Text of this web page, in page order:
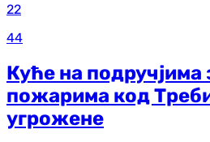
22
44
Куће на
пожарима код
угрожене